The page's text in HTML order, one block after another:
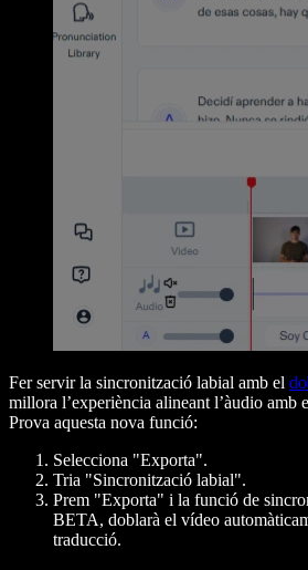
Fer servir la sincronització labial amb el
millora l’experiència alineant l’àudio amb
Prova aquesta nova funció:
Selecciona "Exporta".
Tria "Sincronització labial".
Prem "Exporta" i la funció de
BETA, doblarà el vídeo
traducció.